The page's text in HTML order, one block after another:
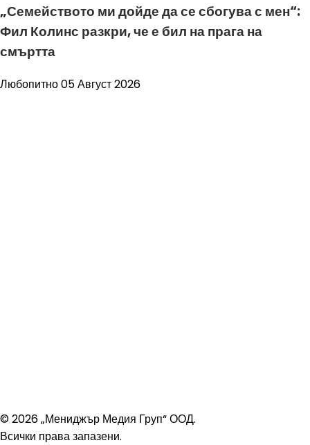
„Семейството ми дойде да се сбогува с мен“:
Фил Колинс разкри, че е бил на прага на
смъртта
Любопитно05 Август 2026
© 2026 „Мениджър Медия Груп“ ООД.
Всички права запазени.